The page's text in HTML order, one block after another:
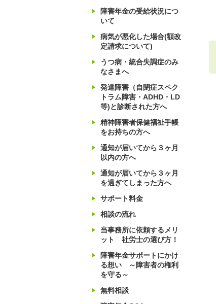
障害年金の受給状況につ
いて
病気が悪化した場合(額改
定請求について)
うつ病・統合失調症のみ
なさまへ
発達障害（自閉症スペク
トラム障害・ADHD・LD
等)と診断された方へ
精神障害者保健福祉手帳
をお持ちの方へ
通知が届いてから３ヶ月
以内の方へ
通知が届いてから３ヶ月
を過ぎてしまった方へ
サポート料金
相談の流れ
当事務所に依頼するメリ
ット 社労士の選び方！
障害年金サポートにかけ
る想い ～障害者の権利
を守る～
無料相談